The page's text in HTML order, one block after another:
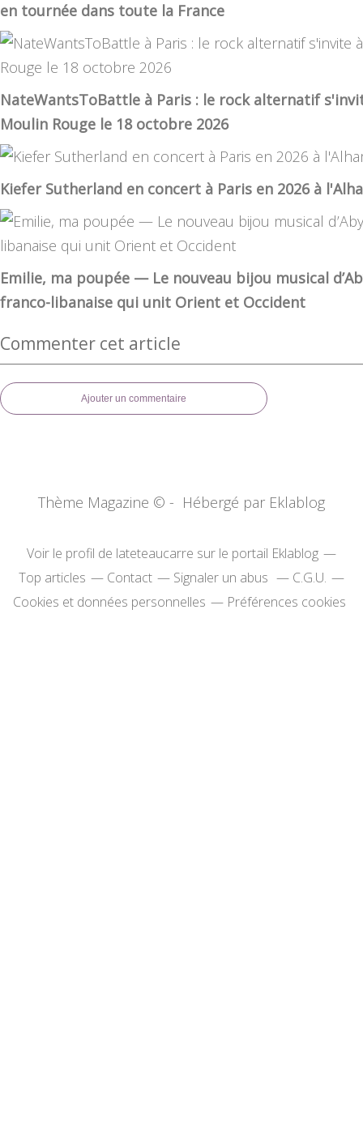
en tournée dans toute la France
NateWantsToBattle à Paris : le rock alternatif
Moulin Rouge le 18 octobre 2026
Kiefer Sutherland en concert à Paris en 2026 à
Emilie, ma poupée — Le nouveau bijou musical
franco-libanaise qui unit Orient et Occident
Commenter cet article
Ajouter un commentaire
Thème Magazine © - Hébergé par Eklablog
Voir le profil de lateteaucarre sur le portail Eklablog
Top articles
Contact Signaler un abus
C.G.U.
Cookies et données personnelles
Préférences cookies